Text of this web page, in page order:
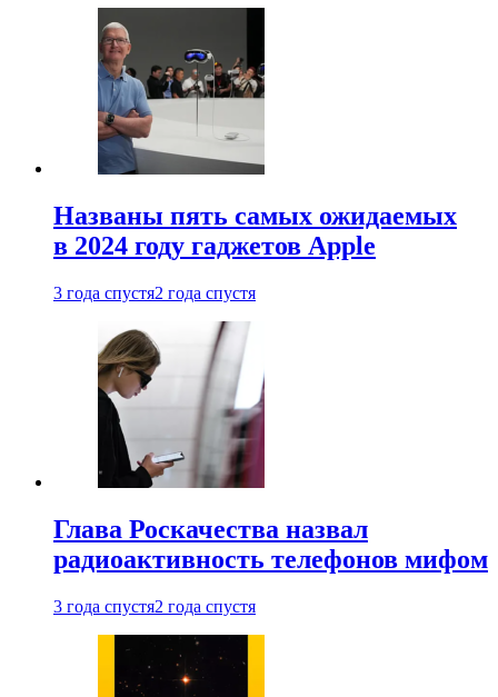
Названы пять самых ожидаемых
в 2024 году гаджетов Apple
3 года спустя2 года спустя
Глава Роскачества назвал
радиоактивность телефонов мифом
3 года спустя2 года спустя